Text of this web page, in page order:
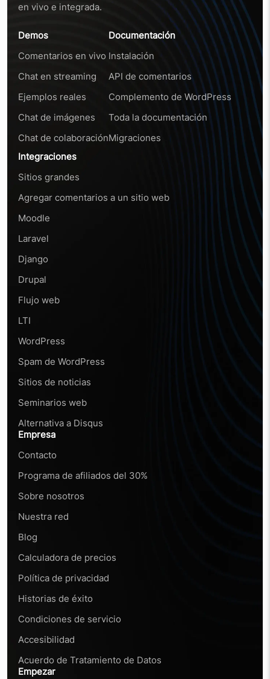
en vivo e integrada.
Demos
Comentarios en vivo
Chat en streaming
Ejemplos reales
Chat de imágenes
Chat de colaboración
Documentación
Instalación
API de comentarios
Complemento de WordPress
Toda la documentación
Migraciones
Integraciones
Sitios grandes
Agregar comentarios a un sitio web
Moodle
Laravel
Django
Drupal
Flujo web
LTI
WordPress
Spam de WordPress
Sitios de noticias
Seminarios web
Alternativa a Disqus
Empresa
Contacto
Programa de afiliados del 30%
Sobre nosotros
Nuestra red
Blog
Calculadora de precios
Política de privacidad
Historias de éxito
Condiciones de servicio
Accesibilidad
Acuerdo de Tratamiento de Datos
Empezar